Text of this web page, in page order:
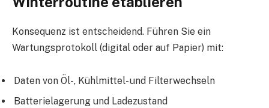
Konsequenz ist entscheidend. Führen Sie ein
Wartungsprotokoll (digital oder auf Papier) mit:
Daten von Öl-, Kühlmittel- und Filterwechseln
Batterielagerung und Ladezustand